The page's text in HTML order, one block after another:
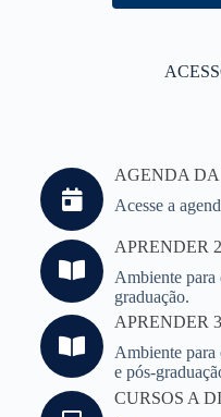
AGENDA
Acesse a
APRENDER 2
Ambiente para
graduação.
APRENDER 3
Ambiente para
e pós-
CURSOS A